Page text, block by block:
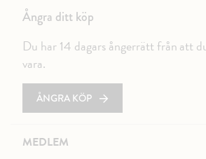
Ångra ditt köp
Du har 14 dagars ångerrätt från att
vara.
ÅNGRA KÖP
MEDLEM